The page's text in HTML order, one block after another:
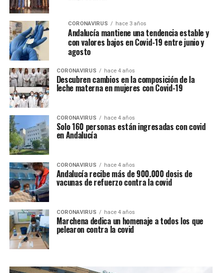
CORONAVIRUS hace 3 años
Andalucía mantiene una tendencia estable y
con valores bajos en Covid-19 entre junio y
agosto
CORONAVIRUS hace 4 años
Descubren cambios en la composición de la
leche materna en mujeres con Covid-19
CORONAVIRUS hace 4 años
Solo 160 personas están ingresadas con covid
en Andalucía
CORONAVIRUS hace 4 años
Andalucía recibe más de 900.000 dosis de
vacunas de refuerzo contra la covid
CORONAVIRUS hace 4 años
Marchena dedica un homenaje a todos los que
pelearon contra la covid